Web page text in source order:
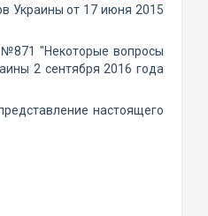
Украины от 17 июня 2015
№871 "Некоторые вопросы
2 сентября 2016 года
настоящего